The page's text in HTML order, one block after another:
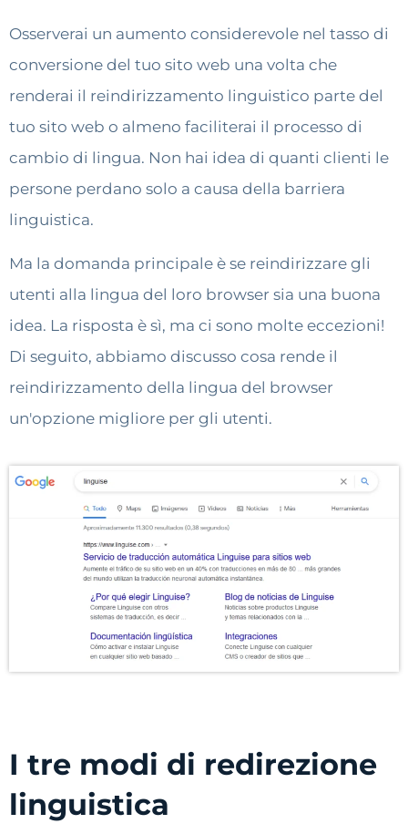
Osserverai un aumento considerevole nel tasso di
conversione del tuo sito web una volta che
renderai il reindirizzamento linguistico parte del
tuo sito web o almeno faciliterai il processo di
cambio di lingua. Non hai idea di quanti clienti le
persone perdano solo a causa della barriera
linguistica.
Ma la domanda principale è se reindirizzare gli
utenti alla lingua del loro browser sia una buona
idea. La risposta è sì, ma ci sono molte eccezioni!
Di seguito, abbiamo discusso cosa rende il
reindirizzamento della lingua del browser
un'opzione migliore per gli utenti.
I tre modi di redirezione
linguistica